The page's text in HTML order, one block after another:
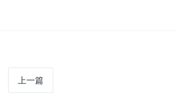
上一篇